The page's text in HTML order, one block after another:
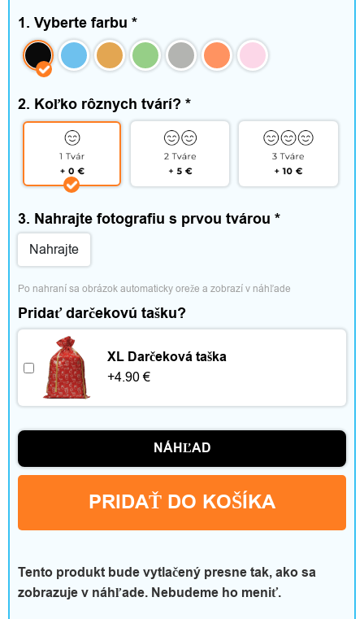
l
a
d
o
p
l
n
k
y
D
o
s
1. Vyberte farbu *
2. Koľko rôznych tvárí? *
3. Nahrajte fotografiu s prvou tvárou *
Nahrajte
Po nahraní sa obrázok automaticky oreže a zobrazí v náhľade
Pridať darčekovú tašku?
XL Darčeková taška
+4.90€
NÁHĽAD
PRIDAŤ DO KOŠÍKA
Tento produkt bude vytlačený presne tak, ako sa
zobrazuje v náhľade. Nebudeme ho meniť.